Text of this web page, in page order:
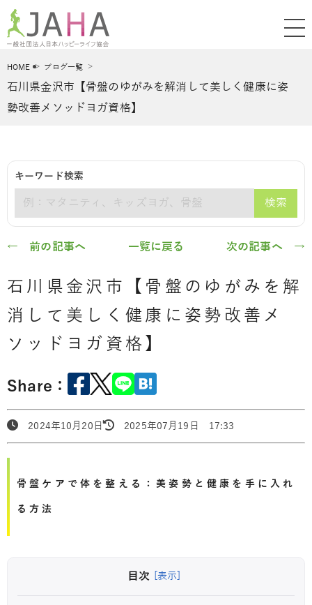
HOME ブログ一覧
石川県金沢市【骨盤のゆがみを解消して美しく健康に姿
勢改善メソッドヨガ資格】
キーワード検索
検索
← 前の記事へ 一覧に戻る 次の記事へ →
石川県金沢市【骨盤のゆがみを解
消して美しく健康に姿勢改善メ
ソッドヨガ資格】
Share：
2024年10月20日 2025年07月19日 17:33
骨盤ケアで体を整える：美姿勢と健康を手に入れ
る方法
目次 [表示]